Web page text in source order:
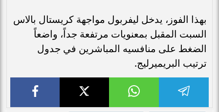
بهذا الفوز، يدخل ليفربول مواجهة كريستال بالاس
السبت المقبل بمعنويات مرتفعة جداً، واضعاً
الضغط على منافسيه المباشرين في جدول
ترتيب البريميرليج.